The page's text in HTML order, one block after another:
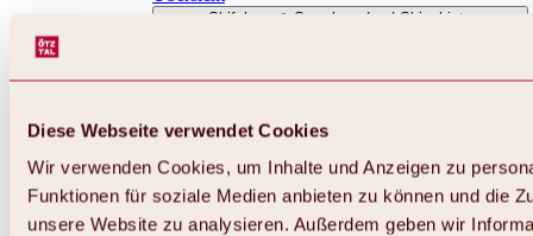
Diese Webseite verwendet Cookies
Wir verwenden Cookies, um Inhalte und Anzeigen zu
Funktionen für soziale Medien anbieten zu können und die
unsere Website zu analysieren. Außerdem geben wir
Skifahren & Snowboarden | Skigebiete